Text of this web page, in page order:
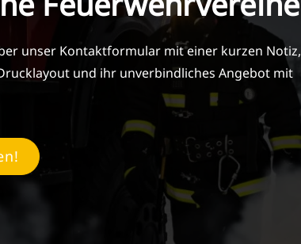
unser Kontaktformular mit einer kurzen Notiz,
und ihr unverbindliches Angebot mit